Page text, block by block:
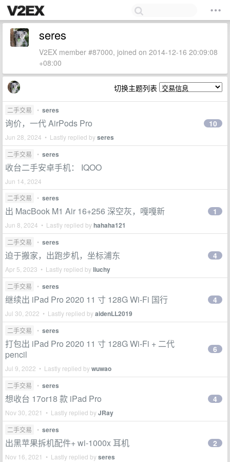
seres
V2EX member #87000, joined on 2014-12-16 20:09:08
+08:00
切换主题列表
二手交易 • seres
询价，一代 AirPods Pro
Jun 28, 2024 • Lastly replied byseres
10
二手交易 • seres
收台二手安卓手机： IQOO
Jun 14, 2024
二手交易
• seres
出 MacBook M1 Air 16+256 深空灰，嘎嘎新
Jun 8, 2024 • Lastly replied byhahaha121
1
二手交易 • seres
迫于搬家，出跑步机，坐标浦东
Apr 5, 2023 • Lastly replied byliuchy
4
二手交易 • seres
继续出 iPad Pro 2020 11 寸 128G Wi-Fi 国行
Jul 30, 2022 • Lastly replied byaidenLL2019
4
二手交易 • seres
打包出 iPad Pro 2020 11 寸 128G Wi-Fi + 二代
pencil
Jul 9, 2022 • Lastly replied bywuwao
6
二手交易 • seres
想收台 17or18 款 iPad Pro
Nov 30, 2021 • Lastly replied byJRay
4
二手交易 • seres
出黑苹果拆机配件+ wi-1000x 耳机
Nov 16, 2021 • Lastly replied byseres
2